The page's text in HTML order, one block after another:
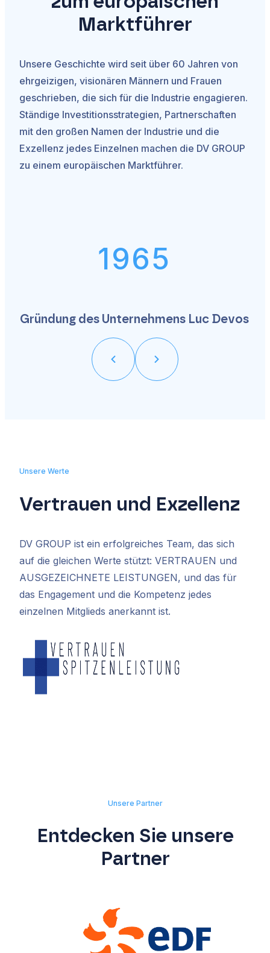
Marktführer
Unsere Geschichte wird seit über 60 Jahren von
ehrgeizigen, visionären Männern und Frauen
geschrieben, die sich für die Industrie engagieren.
Ständige Investitionsstrategien, Partnerschaften
mit den großen Namen der Industrie und die
Exzellenz jedes Einzelnen machen die DV GROUP
zu einem europäischen Marktführer.
1965
Gründung des Unternehmens Luc Devos
Unsere Werte
Vertrauen und Exzellenz
DV GROUP ist ein erfolgreiches Team, das sich
auf die gleichen Werte stützt: VERTRAUEN und
AUSGEZEICHNETE LEISTUNGEN, und das für
das Engagement und die Kompetenz jedes
einzelnen Mitglieds anerkannt ist.
Unsere Partner
Entdecken Sie unsere
Partner